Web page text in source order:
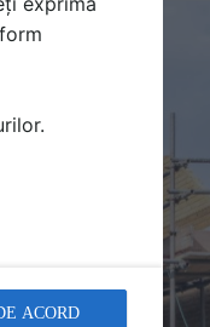
ACORD